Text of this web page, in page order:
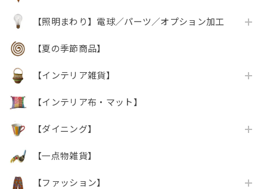
【照明まわり】電球／パーツ／オプション加工
【夏の季節商品】
【インテリア雑貨】
【インテリア布・マット】
【ダイニング】
【一点物雑貨】
【ファッション】